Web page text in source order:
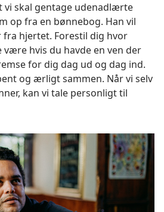
vi skal gentage udenadlærte
op fra en bønnebog. Han vil
fra hjertet. Forestil dig hvor
hvis du havde en ven der
for dig dag ud og dag ind.
og ærligt sammen. Når vi selv
kan vi tale personligt til